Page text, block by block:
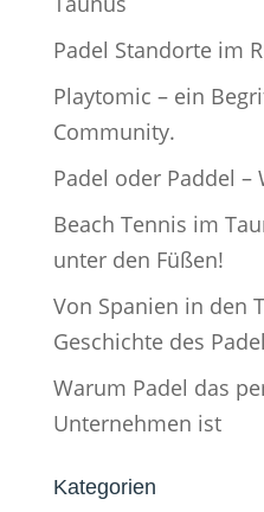
Padel Standorte im
Playtomic – ein
Community.
Padel oder Paddel –
Beach Tennis im
unter den Füßen!
Von Spanien in den
Geschichte des
Warum Padel das
Unternehmen ist
Kategorien